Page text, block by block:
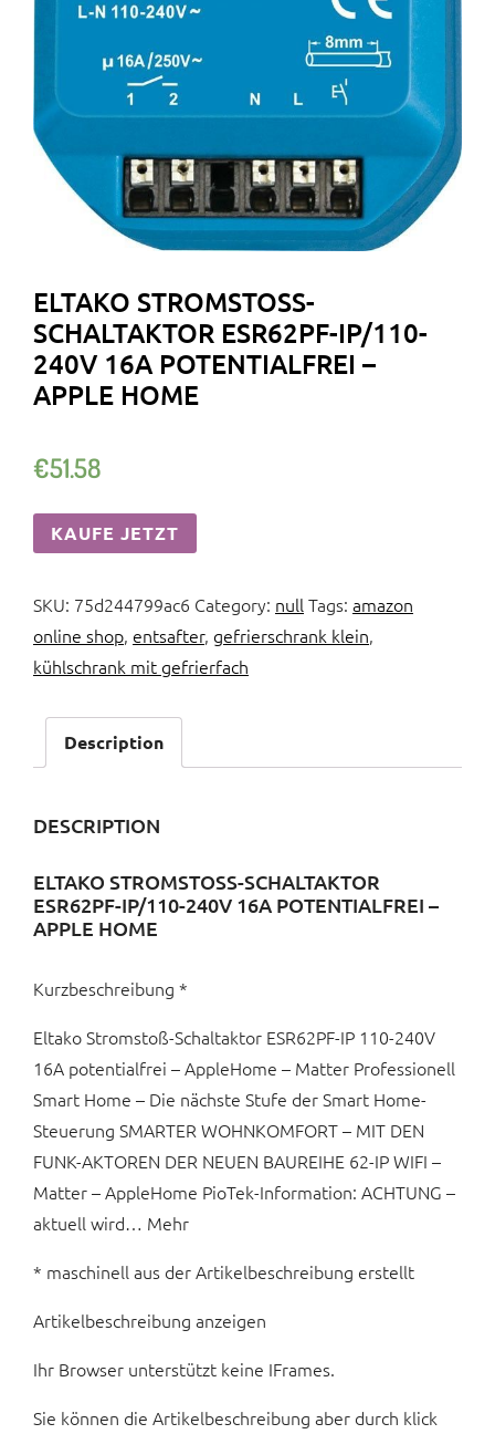
ELTAKO STROMSTOSS-S
CHALTAKTOR ESR62PF-IP/110-2
40V 16A POTENTIALFREI – A
PPLE HOME
€51.58
KAUFE JETZT
SKU: 75d244799ac6 Category: null Tags: amazon
online shop, entsafter, gefrierschrank klein,
kühlschrank mit gefrierfach
Description
DESCRIPTION
ELTAKO STROMSTOSS-SCHALTAKTOR E
SR62PF-IP/110-240V 16A POTENTIALFREI – A
PPLE HOME
Kurzbeschreibung *
Eltako Stromstoß-Schaltaktor ESR62PF-IP 110-240V
16A potentialfrei – AppleHome – Matter Professionell
Smart Home – Die nächste Stufe der Smart Home-
Steuerung SMARTER WOHNKOMFORT – MIT DEN
FUNK-AKTOREN DER NEUEN BAUREIHE 62-IP WIFI –
Matter – AppleHome PioTek-Information: ACHTUNG –
aktuell wird… Mehr
* maschinell aus der Artikelbeschreibung erstellt
Artikelbeschreibung anzeigen
Ihr Browser unterstützt keine IFrames.
Sie können die Artikelbeschreibung aber durch klick